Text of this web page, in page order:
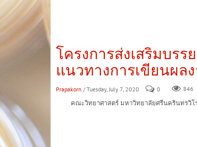
โครงการส่งเสริมบร
แนวทางการเขียนผ
Prapakorn / Tuesday, July 7, 2020 0 846
คณะวิทยาศาสตร์ มหาวิทยาลัยศรีนครินทรวิโรฒ